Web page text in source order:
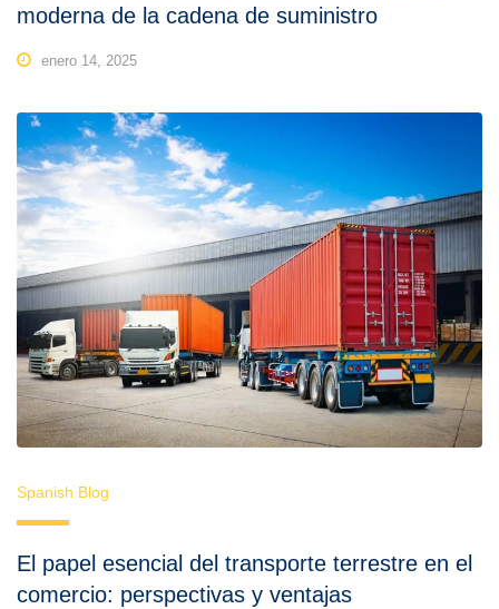
moderna de la cadena de suministro
enero 14, 2025
Spanish Blog
El papel esencial del transporte terrestre en el
comercio: perspectivas y ventajas